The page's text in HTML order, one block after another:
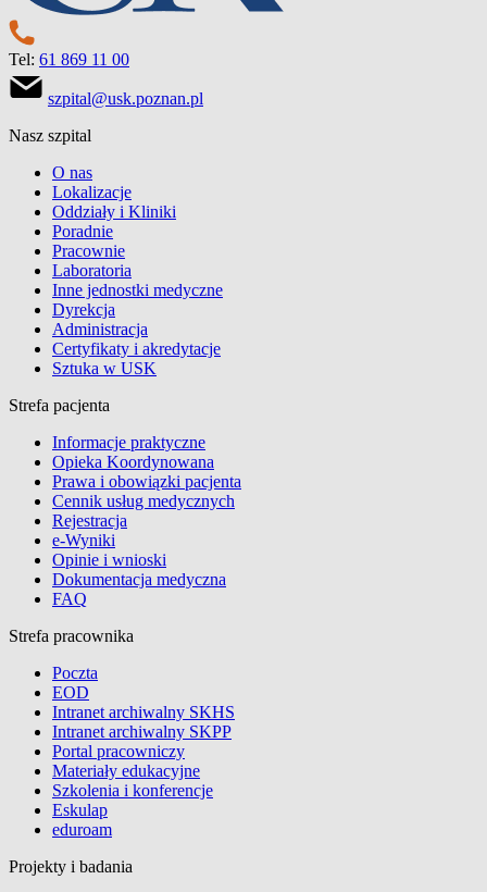
Tel: 61 869 11 00
szpital@usk.poznan.pl
Nasz szpital
O nas
Lokalizacje
Oddziały i Kliniki
Poradnie
Pracownie
Laboratoria
Inne jednostki medyczne
Dyrekcja
Administracja
Certyfikaty i akredytacje
Sztuka w USK
Strefa pacjenta
Informacje praktyczne
Opieka Koordynowana
Prawa i obowiązki pacjenta
Cennik usług medycznych
Rejestracja
e-Wyniki
Opinie i wnioski
Dokumentacja medyczna
FAQ
Strefa pracownika
Poczta
EOD
Intranet archiwalny SKHS
Intranet archiwalny SKPP
Portal pracowniczy
Materiały edukacyjne
Szkolenia i konferencje
Eskulap
eduroam
Projekty i badania